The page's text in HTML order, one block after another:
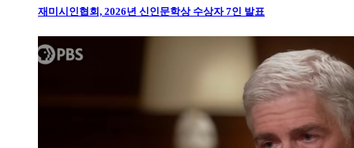
재미시인협회, 2026년 신인문학상 수상자 7인 발표